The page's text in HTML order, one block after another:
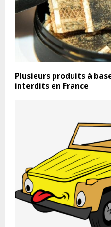
Plusieurs produits à
interdits en France